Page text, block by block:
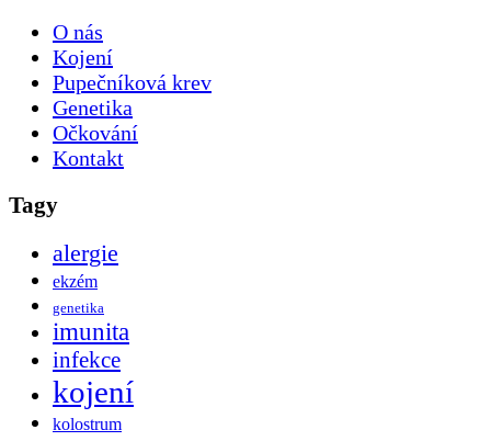
O nás
Kojení
Pupečníková krev
Genetika
Očkování
Kontakt
Tagy
alergie
ekzém
genetika
imunita
infekce
kojení
kolostrum